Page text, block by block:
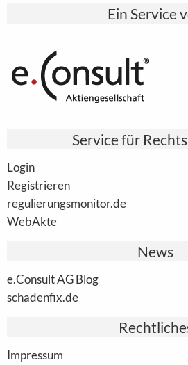
Ein Service
Service für
Login
Registrieren
regulierungsmonitor.de
WebAkte
News
e.Consult AG Blog
schadenfix.de
Impressum